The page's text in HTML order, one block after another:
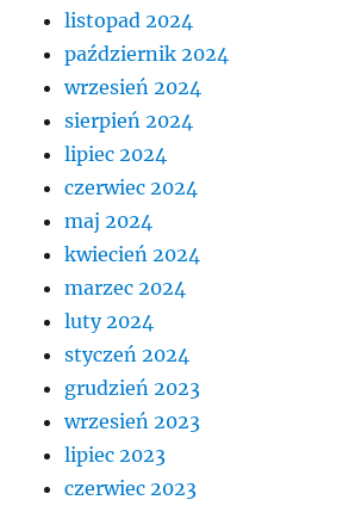
listopad 2024
październik 2024
wrzesień 2024
sierpień 2024
lipiec 2024
czerwiec 2024
maj 2024
kwiecień 2024
marzec 2024
luty 2024
styczeń 2024
grudzień 2023
wrzesień 2023
lipiec 2023
czerwiec 2023